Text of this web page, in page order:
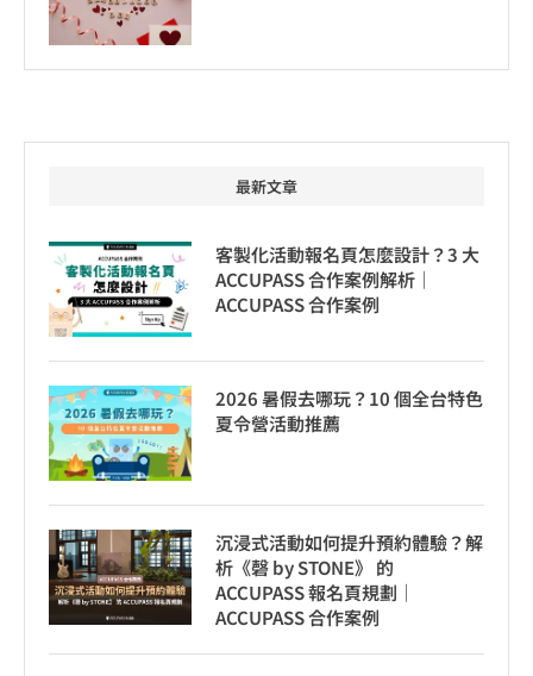
最新文章
客製化活動報名頁怎麼設計？3 大
ACCUPASS 合作案例解析｜
ACCUPASS 合作案例
2026 暑假去哪玩？10 個全台特色
夏令營活動推薦
沉浸式活動如何提升預約體驗？解
析《磬 by STONE》 的
ACCUPASS 報名頁規劃｜
ACCUPASS 合作案例